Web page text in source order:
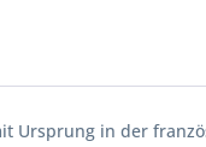
Ursprung in der